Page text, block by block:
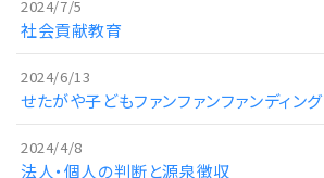
2024/7/5
社会貢献教育
2024/6/13
せたがや子どもファンファンファンディング
2024/4/8
法人・個人の判断と源泉徴収